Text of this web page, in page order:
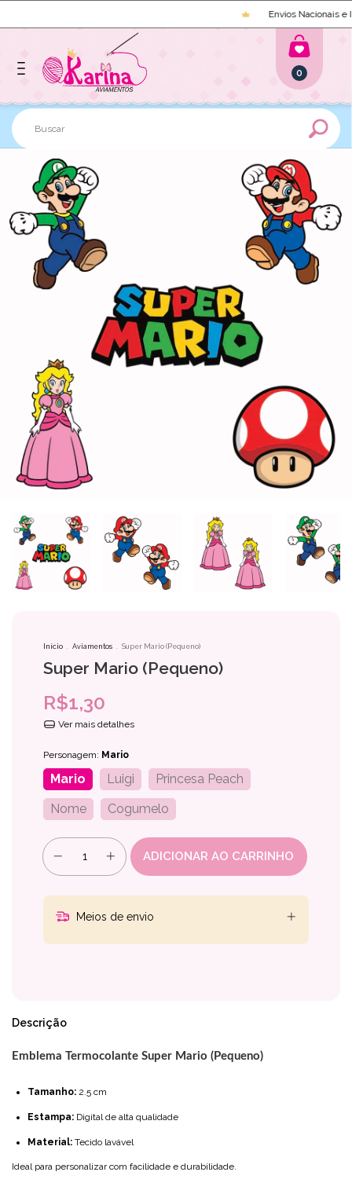
Envios Nacionais e
0
Início . Aviamentos . Super Mario (Pequeno)
Super Mario (Pequeno)
R$1,30
Ver mais detalhes
Personagem: Mario
Mario Luigi
Princesa Peach
Nome
Cogumelo
Meios de envio
Descrição
Emblema Termocolante Super Mario (Pequeno)
Tamanho: 2.5 cm
Estampa: Digital de alta qualidade
Material: Tecido lavável
Ideal para personalizar com facilidade e durabilidade.